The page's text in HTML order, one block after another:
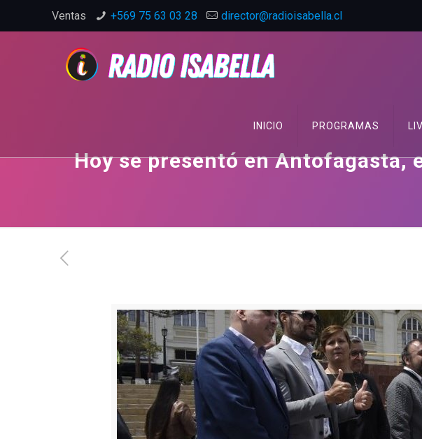
Ventas +569 75 63 03 28 director@radioisabella.cl
INICIO PROGRAMAS
Hoy se presentó en Antofagasta,